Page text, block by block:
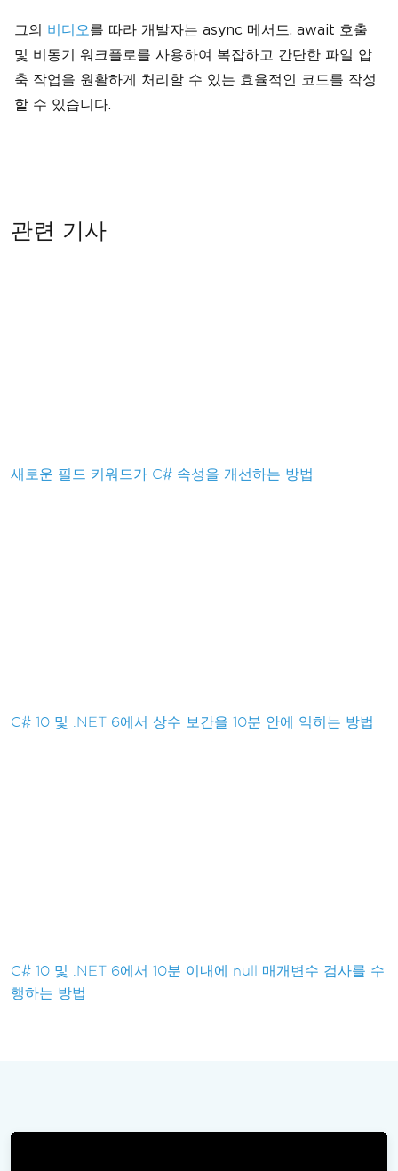
그의 비디오를 따라 개발자는 async 메서드, await 호출
및 비동기 워크플로를 사용하여 복잡하고 간단한 파일 압
축 작업을 원활하게 처리할 수 있는 효율적인 코드를 작성
할 수 있습니다.
관련 기사
새로운 필드 키워드가 C# 속성을 개선하는 방법
C# 10 및 .NET 6에서 상수 보간을 10분 안에 익히는 방법
C# 10 및 .NET 6에서 10분 이내에 null 매개변수 검사를 수
행하는 방법